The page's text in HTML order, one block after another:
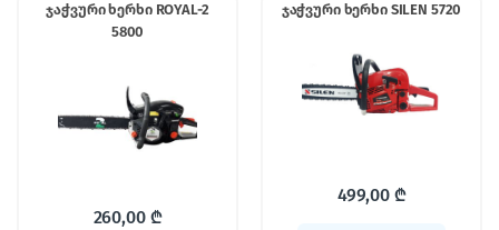
ჯაჭვური ხერხი ROYAL-2
5800
260,00 ₾
ჯაჭვური ხერხი SILEN 5720
499,00 ₾